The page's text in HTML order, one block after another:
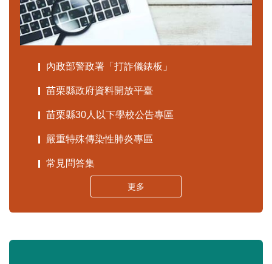
內政部警政署「打詐儀錶板」
苗栗縣政府資料開放平臺
苗栗縣30人以下學校公告專區
嚴重特殊傳染性肺炎專區
常見問答集
更多